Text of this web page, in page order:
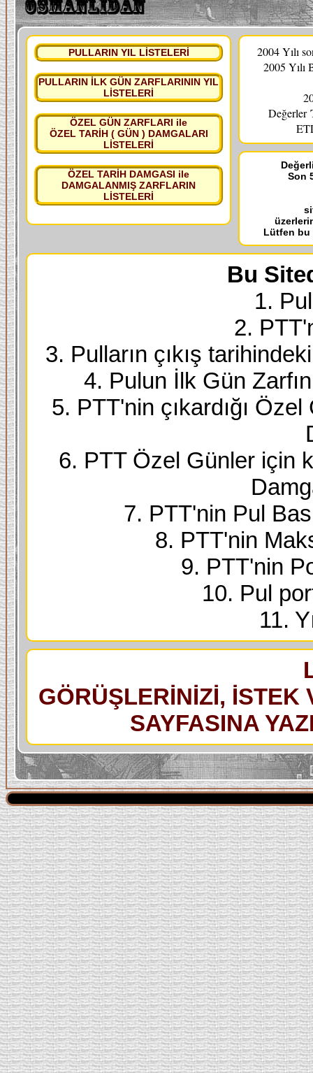
PULLARIN YIL LİSTELERİ
PULLARIN İLK GÜN ZARFLARININ YIL
LİSTELERİ
ÖZEL GÜN ZARFLARI ile
ÖZEL TARİH ( GÜN ) DAMGALARI
LİSTELERİ
ÖZEL TARİH DAMGASI ile
DAMGALANMIŞ ZARFLARIN
LİSTELERİ
2004 Yılı
2005 Yılı
Değerler
Son
Lütfen bu
Bu
1.
2.
3. Pulların çıkış
4. Pulun İlk Gün
5. PTT'nin çıkardığı
6. PTT Özel Günler için
7. PTT'nin Pul
8. PTT'nin
9. PTT'nin
10. Pul
11.
GÖRÜŞLERİNİZİ, İSTEK
SAYFASINA